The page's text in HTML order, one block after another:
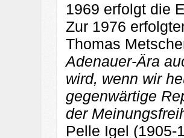
1969 erfolgt die
Zur 1976
Thomas
Adenauer-Ära
wird, wenn wir
gegenwärtige
der
Pelle Igel (1905-